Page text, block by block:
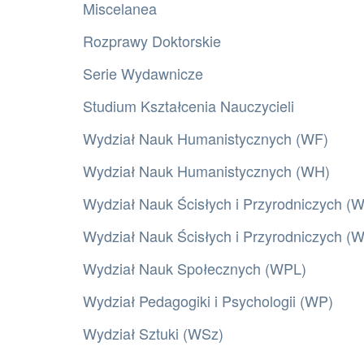
Miscelanea
Rozprawy Doktorskie
Serie Wydawnicze
Studium Kształcenia Nauczycieli
Wydział Nauk Humanistycznych (WF)
Wydział Nauk Humanistycznych (WH)
Wydział Nauk Ścisłych i Przyrodniczych
Wydział Nauk Ścisłych i Przyrodniczych
Wydział Nauk Społecznych (WPL)
Wydział Pedagogiki i Psychologii (WP)
Wydział Sztuki (WSz)